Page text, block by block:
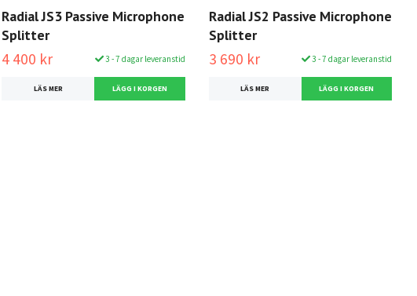
Radial JS3 Passive Microphone
Splitter
4 400 kr 3 - 7 dagar leveranstid
LÄS MER
Radial JS2 Passive Microphone
Splitter
3 690 kr 3 - 7 dagar leveranstid
LÄS MER